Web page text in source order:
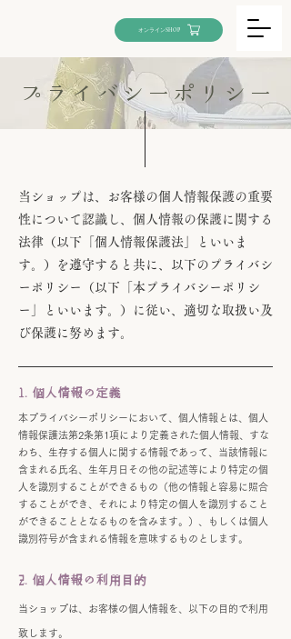
オンラインSHOP
プライバシーポリシー
当ショップは、お客様の個人情報保護の重要
性について認識し、個人情報の保護に関する
法律（以下「個人情報保護法」といいま
す。）を遵守すると共に、以下のプライバシ
ーポリシー（以下「本プライバシーポリシ
ー」といいます。）に従い、適切な取扱い及
び保護に努めます。
1. 個人情報の定義
本プライバシーポリシーにおいて、個人情報とは、個人
情報保護法第2条第1項により定義された個人情報、すな
わち、生存する個人に関する情報であって、当該情報に
含まれる氏名、生年月日その他の記述等により特定の個
人を識別することができるもの（他の情報と容易に照合
することができ、それにより特定の個人を識別すること
ができることとなるものを含みます。）、もしくは個人
識別符号が含まれる情報を意味するものとします。
2. 個人情報の利用目的
当ショップは、お客様の個人情報を、以下の目的で利用
致します。